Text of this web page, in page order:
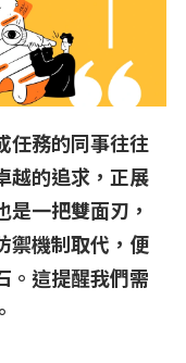
任務的同事往往
越的追求，正展
一把雙面刃，
禦機制取代，便
。這提醒我們需